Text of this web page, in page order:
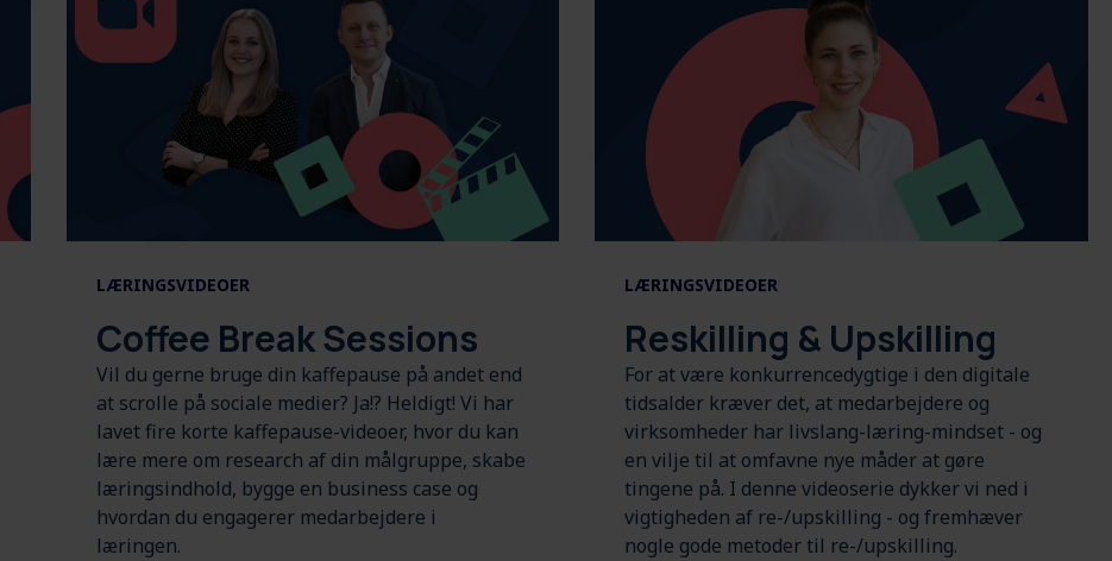
LÆRINGSVIDEOER
Coffee Break Sessions
Vil du gerne bruge din kaffepause på andet end
at scrolle på sociale medier? Ja!? Heldigt! Vi har
lavet fire korte kaffepause-videoer, hvor du kan
lære mere om research af din målgruppe, skabe
læringsindhold, bygge en business case og
hvordan du engagerer medarbejdere i
læringen.
LÆRINGSVIDEOER
Reskilling & Upskilling
For at være konkurrencedygtige i den digitale
tidsalder kræver det, at medarbejdere og
virksomheder har livslang-læring-mindset - og
en vilje til at omfavne nye måder at gøre
tingene på. I denne videoserie dykker vi ned i
vigtigheden af re-/upskilling - og fremhæver
nogle gode metoder til re-/upskilling.